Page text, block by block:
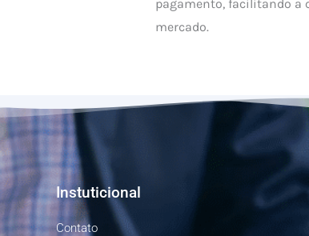
pagamento, facilitando a
mercado.
Instuticional
Contato